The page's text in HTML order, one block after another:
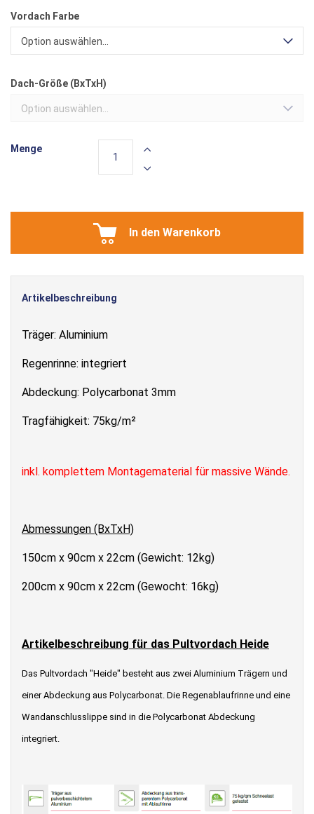
Vordach Farbe
Option auswählen...
Dach-Größe (BxTxH)
Option auswählen...
Menge
In den Warenkorb
Artikelbeschreibung
Träger: Aluminium
Regenrinne: integriert
Abdeckung: Polycarbonat 3mm
Tragfähigkeit: 75kg/m²
inkl. komplettem Montagematerial für massive Wände.
Abmessungen (BxTxH)
150cm x 90cm x 22cm (Gewicht: 12kg)
200cm x 90cm x 22cm (Gewocht: 16kg)
Artikelbeschreibung für das Pultvordach Heide
Das Pultvordach "Heide" besteht aus zwei Aluminium Trägern und
einer Abdeckung aus Polycarbonat. Die Regenablaufrinne und eine
Wandanschlusslippe sind in die Polycarbonat Abdeckung
integriert.